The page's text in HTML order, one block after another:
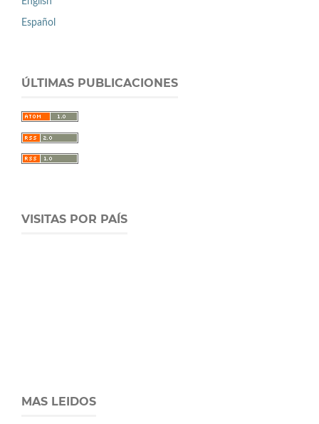
Español
ÚLTIMAS PUBLICACIONES
VISITAS POR PAÍS
MAS LEIDOS